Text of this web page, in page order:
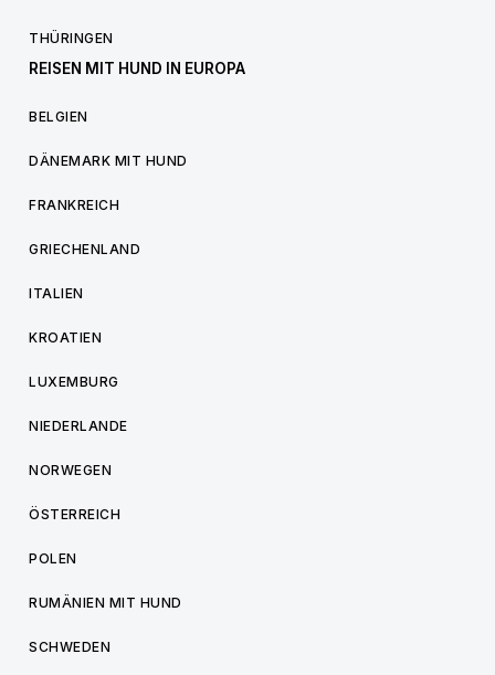
THÜRINGEN
REISEN MIT HUND IN EUROPA
BELGIEN
DÄNEMARK MIT HUND
FRANKREICH
GRIECHENLAND
ITALIEN
KROATIEN
LUXEMBURG
NIEDERLANDE
NORWEGEN
ÖSTERREICH
POLEN
RUMÄNIEN MIT HUND
SCHWEDEN